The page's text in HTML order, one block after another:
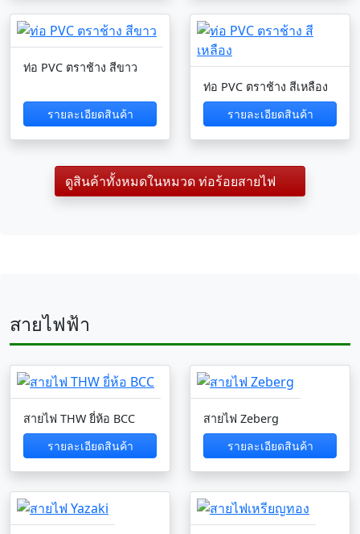
ท่อ PVC ตราช้าง สีขาว
รายละเอียดสินค้า
ท่อ PVC ตราช้าง สีเหลือง
รายละเอียดสินค้า
ดูสินค้าทั้งหมดในหมวด ท่อร้อยสายไฟ
สายไฟฟ้า
สายไฟ THW ยี่ห้อ BCC
รายละเอียดสินค้า
สายไฟ Zeberg
รายละเอียดสินค้า